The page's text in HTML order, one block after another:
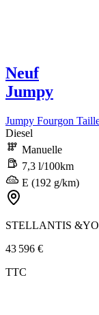
Neuf
Jumpy
Jumpy Fourgon
Diesel
Manuelle
7,3 l/100km
E (192 g/km)
STELLANTIS
43 596 €
TTC